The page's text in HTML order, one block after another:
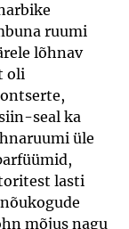
ruumi
lõhnav
oli
seal ka
üle
lasti
mõjus nagu